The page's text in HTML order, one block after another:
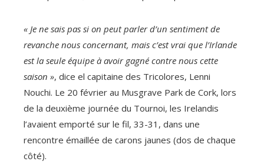
« Je ne sais pas si on peut parler d’un sentiment de
revanche nous concernant, mais c’est vrai que l’Irlande
est la seule équipe à avoir gagné contre nous cette
saison », dice el capitaine des Tricolores, Lenni
Nouchi. Le 20 février au Musgrave Park de Cork, lors
de la deuxième journée du Tournoi, les Irelandis
l’avaient emporté sur le fil, 33-31, dans une
rencontre émaillée de carons jaunes (dos de chaque
côté).